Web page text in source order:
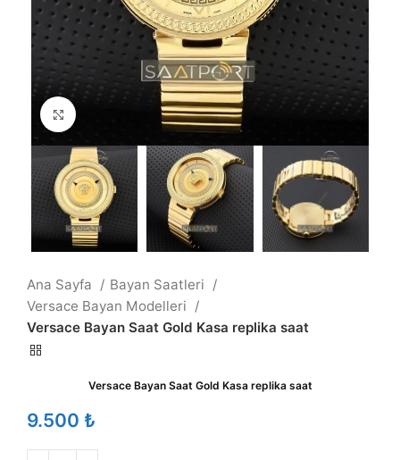
Büyütmek için tıklayın
Ana Sayfa
Bayan Saatleri
Versace Bayan Modelleri
Versace Bayan Saat Gold Kasa replika saat
Versace Bayan Saat Gold Kasa replika saat
₺